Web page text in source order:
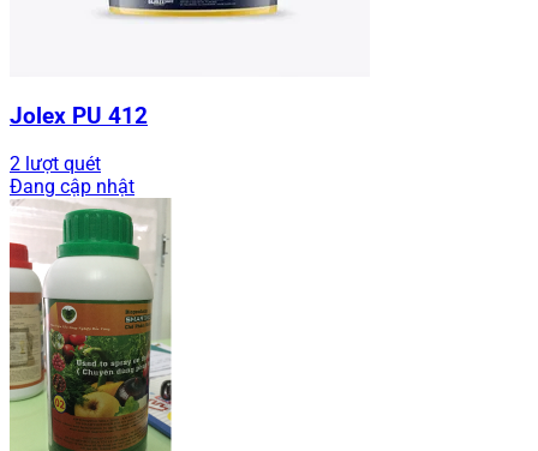
Jolex PU 412
2 lượt quét
Đang cập nhật